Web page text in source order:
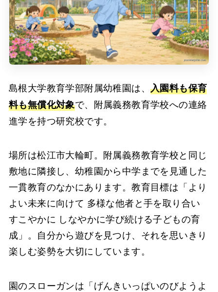
島根大学教育学部附属幼稚園は、 入園料も保育
料も無償化対象で、附属義務教育学校への連絡
進学を持つ研究校です。
場所は松江市大輪町。附属義務教育学校と同じ
敷地に隣接し、幼稚園から中学までを見通した
一貫教育のなかにあります。教育目標は「より
よい未来に向けて 多様な他者と手を取り合い
すこやかに しなやかに学び続ける子どもの育
成」。自分から遊びを見つけ、それを思いきり
楽しむ姿勢を大切にしています。
園のスローガンは「げんきいっぱいのびようよ